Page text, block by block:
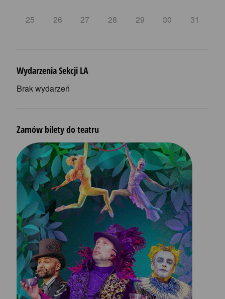
25 26 27 28 29 30 31
Wydarzenia Sekcji LA
Brak wydarzeń
Zamów bilety do teatru